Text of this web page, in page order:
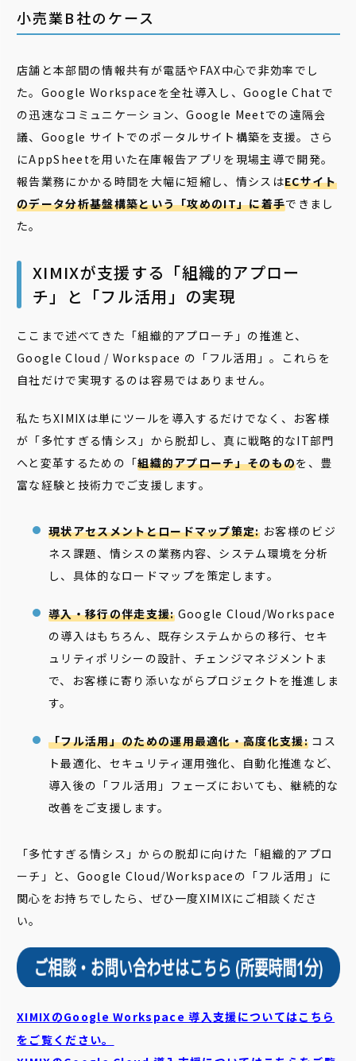
小売業B社のケース
店舗と本部間の情報共有が電話やFAX中心で非効率でし
た。Google Workspaceを全社導入し、Google Chatで
の迅速なコミュニケーション、Google Meetでの遠隔会
議、Google サイトでのポータルサイト構築を支援。さら
にAppSheetを用いた在庫報告アプリを現場主導で開発。
報告業務にかかる時間を大幅に短縮し、情シスはECサイト
のデータ分析基盤構築という「攻めのIT」に着手できまし
た。
XIMIXが支援する「組織的アプロー
チ」と「フル活用」の実現
ここまで述べてきた「組織的アプローチ」の推進と、
Google Cloud / Workspace の「フル活用」。これらを
自社だけで実現するのは容易ではありません。
私たちXIMIXは単にツールを導入するだけでなく、お客様
が「多忙すぎる情シス」から脱却し、真に戦略的なIT部門
へと変革するための「組織的アプローチ」そのものを、豊
富な経験と技術力でご支援します。
現状アセスメントとロードマップ策定:お客様のビジ
ネス課題、情シスの業務内容、システム環境を分析
し、具体的なロードマップを策定します。
導入・移行の伴走支援:Google Cloud/Workspace
の導入はもちろん、既存システムからの移行、セキ
ュリティポリシーの設計、チェンジマネジメントま
で、お客様に寄り添いながらプロジェクトを推進しま
す。
「フル活用」のための運用最適化・高度化支援: コス
ト最適化、セキュリティ運用強化、自動化推進など、
導入後の「フル活用」フェーズにおいても、継続的な
改善をご支援します。
「多忙すぎる情シス」からの脱却に向けた「組織的アプロ
ーチ」と、Google Cloud/Workspaceの「フル活用」に
関心をお持ちでしたら、ぜひ一度XIMIXにご相談くださ
い。
XIMIXのGoogle Workspace 導入支援についてはこちら
をご覧ください。